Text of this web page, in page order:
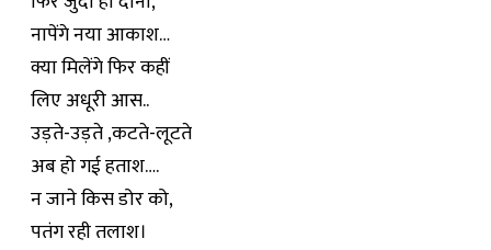
नापेंगे नया आकाश…
क्या मिलेंगे फिर कहीं
लिए अधूरी आस..
उड़ते-उड़ते ,कटते-लूटते
अब हो गई हताश….
न जाने किस डोर को,
पतंग रही तलाश।